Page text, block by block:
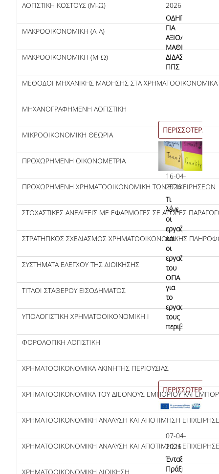
Επικοινωνία
Προσωπικό
Φόρμα Επικοινωνίας
ΛΟΓΙΣΤΙΚΗ ΚΟΣΤΟΥΣ (Μ-Ω)
ΜΑΚΡΟΟΙΚΟΝΟΜΙΚΗ (Α-Λ)
ΜΑΚΡΟΟΙΚΟΝΟΜΙΚΗ (Μ-Ω)
ΜΕΘΟΔΟΙ ΜΗΧΑΝΙΚΗΣ ΜΑΘΗΣΗΣ ΣΤΑ ΧΡΗΜΑΤΟΟΙΚΟΝΟΜΙΚΑ
ΜΗΧΑΝΟΓΡΑΦΗΜΕΝΗ ΛΟΓΙΣΤΙΚΗ
ΜΙΚΡΟΟΙΚΟΝΟΜΙΚΗ ΘΕΩΡΙΑ
ΠΡΟΧΩΡΗΜΕΝΗ ΟΙΚΟΝΟΜΕΤΡΙΑ
ΠΡΟΧΩΡΗΜΕΝΗ ΧΡΗΜΑΤΟΟΙΚΟΝΟΜΙΚΗ ΤΩΝ ΕΠΙΧΕΙΡΗΣΕΩΝ
ΣΤΟΧΑΣΤΙΚΕΣ ΑΝΕΛΙΞΕΙΣ ΜΕ ΕΦΑΡΜΟΓΕΣ ΣΕ ΑΓΟΡΕΣ
ΣΤΡΑΤΗΓΙΚΟΣ ΣΧΕΔΙΑΣΜΟΣ ΧΡΗΜΑΤΟΟΙΚΟΝΟΜΙΚΗΣ
ΣΥΣΤΗΜΑΤΑ ΕΛΕΓΧΟΥ ΤΗΣ ΔΙΟΙΚΗΣΗΣ
ΤΙΤΛΟΙ ΣΤΑΘΕΡΟΥ ΕΙΣΟΔΗΜΑΤΟΣ
ΥΠΟΛΟΓΙΣΤΙΚΗ ΧΡΗΜΑΤΟΟΙΚΟΝΟΜΙΚΗ Ι
ΦΟΡΟΛΟΓΙΚΗ ΛΟΓΙΣΤΙΚΗ
ΧΡΗΜΑΤΟΟΙΚΟΝΟΜΙΚΑ ΑΚΙΝΗΤΗΣ ΠΕΡΙΟΥΣΙΑΣ
ΧΡΗΜΑΤΟΟΙΚΟΝΟΜΙΚΑ ΤΟΥ ΔΙΕΘΝΟΥΣ ΕΜΠΟΡΙΟΥ ΚΑΙ
ΧΡΗΜΑΤΟΟΙΚΟΝΟΜΙΚΗ ΑΝΑΛΥΣΗ ΚΑΙ ΑΠΟΤΙΜΗΣΗ
ΧΡΗΜΑΤΟΟΙΚΟΝΟΜΙΚΗ ΑΝΑΛΥΣΗ ΚΑΙ ΑΠΟΤΙΜΗΣΗ
ΧΡΗΜΑΤΟΟΙΚΟΝΟΜΙΚΗ ΔΙΟΙΚΗΣΗ
2026
ΟΔΗΓΙΕΣ
ΓΙΑ
ΑΞΙΟΛΟΓΗΣΗ
ΜΑΘΗΜΑΤΩΝ/
ΔΙΔΑΣΚΑΛΙΑΣ
ΠΠΣ
ΠΕΡΙΣΣΟΤΕΡΑ
16-04-
2026
Τι
λένε
οι
εργαζόμενες
και
οι
εργαζόμενοι
του
ΟΠΑ
για
το
εργασιακό
τους
περιβάλλον;
ΠΕΡΙΣΣΟΤΕΡΑ
07-04-
2026
Ένταξη
Πράξης